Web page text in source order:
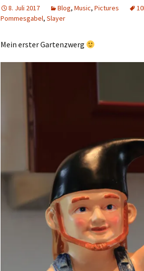
8. Juli 2017 Blog, Music, Pictures
Pommesgabel, Slayer
Mein erster Gartenzwerg